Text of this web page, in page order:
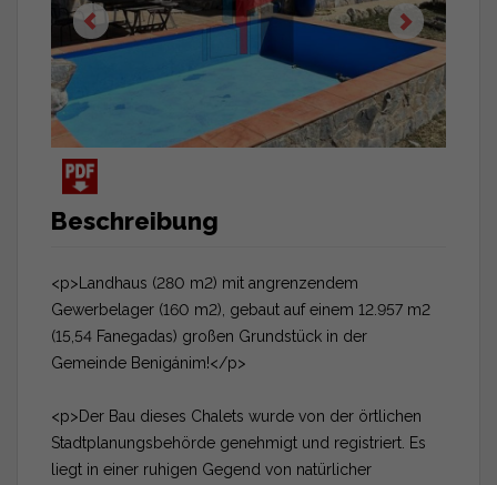
Beschreibung
<p>Landhaus (280 m2) mit angrenzendem
Gewerbelager (160 m2), gebaut auf einem 12.957 m2
(15,54 Fanegadas) großen Grundstück in der
Gemeinde Benigánim!</p>
<p>Der Bau dieses Chalets wurde von der örtlichen
Stadtplanungsbehörde genehmigt und registriert. Es
liegt in einer ruhigen Gegend von natürlicher